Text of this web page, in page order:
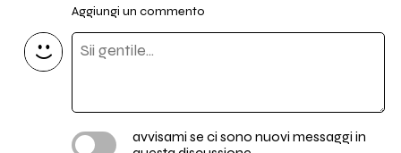
Aggiungi un commento
avvisami se ci sono nuovi messaggi in